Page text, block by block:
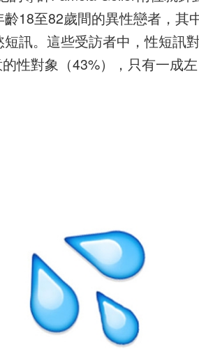
18至82歲間的異性戀者，其
訊。這些受訪者中，性短訊
性對象（43%），只有一成左